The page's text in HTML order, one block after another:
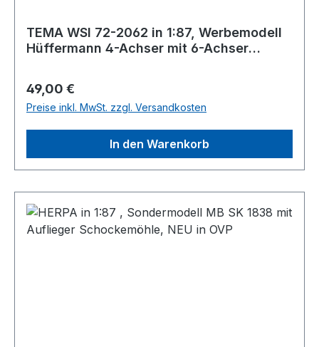
TEMA WSI 72-2062 in 1:87, Werbemodell
Hüffermann 4-Achser mit 6-Achser
Regulärer Preis:
49,00 €
Preise inkl. MwSt. zzgl. Versandkosten
In den Warenkorb